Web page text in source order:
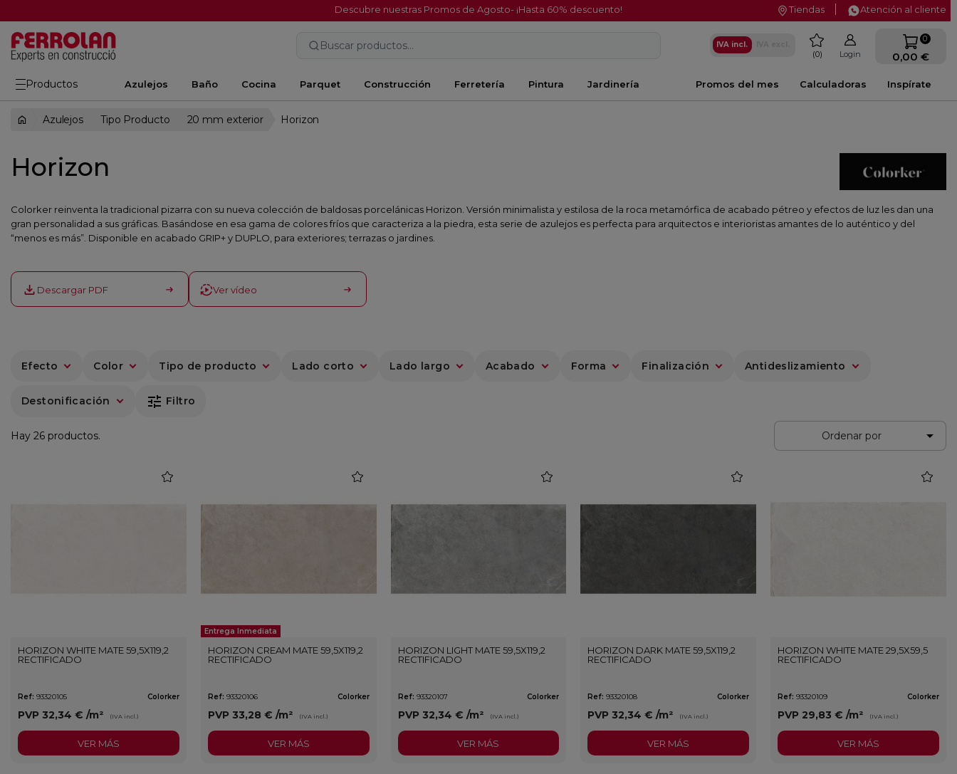
Descubre nuestras Promos de Agosto- ¡Hasta 60% descuento! Tiendas Atención al cliente
Buscar productos... IVA incl. favorite
0 Login
0
0,00 €
Productos Azulejos Baño Cocina Parquet Construcción Ferretería Pintura Jardinería Inspírate
Calculadoras
Promos del mes
Azulejos Tipo Producto 20 mm exterior Horizon
Horizon
Colorker reinventa la tradicional pizarra con su nueva colección de baldosas porcelánicas Horizon. Versión minimalista y estilosa de la roca metamórfica de acabado pétreo y efectos de luz les dan una
gran personalidad a sus gráficas. Basándose en esa gama de colores fríos que caracteriza a la piedra, esta serie de azulejos es perfecta para arquitectos e interioristas amantes de lo auténtico y del
“menos es más”. Disponible en acabado GRIP+ y DUPLO, para exteriores; terrazas o jardines.
Descargar PDF Ver vídeo
Efecto Color Tipo de producto Lado corto Lado largo Acabado Forma Finalización Antideslizamiento
Destonificación tune Filtro
Hay 26 productos. Ordenar por 
HORIZON WHITE MATE 59,5X119,2
RECTIFICADO
Ref: 93320105 Colorker
PVP 32,34 € /m² (IVA incl.)
favorite
VER MÁS
Entrega Inmediata
HORIZON CREAM MATE 59,5X119,2
RECTIFICADO
Ref: 93320106 Colorker
PVP 33,28 € /m² (IVA incl.)
favorite
VER MÁS
HORIZON LIGHT MATE 59,5X119,2
RECTIFICADO
Ref: 93320107 Colorker
PVP 32,34 € /m² (IVA incl.)
VER MÁS
HORIZON DARK MATE 59,5X119,2
RECTIFICADO
Ref: 93320108 Colorker
PVP 32,34 €/m² (IVA incl.)
VER MÁS
HORIZON WHITE MATE 29,5X59,5
RECTIFICADO
Ref: 93320109 Colorker
PVP 29,83 €/m² (IVA incl.)
favorite
VER MÁS